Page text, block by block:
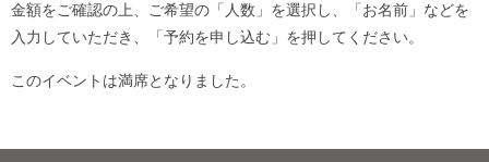
金額をご確認の上、ご希望の「人数」を選択し、「お名前」などを
入力していただき、「予約を申し込む」を押してください。
このイベントは満席となりました。